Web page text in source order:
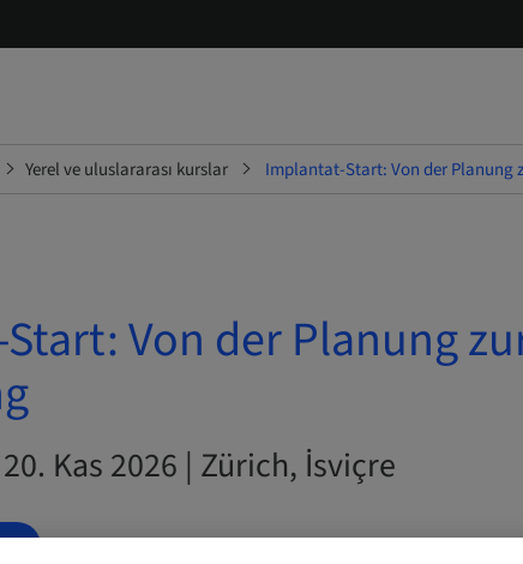
Yerel ve uluslararası kurslar Implantat-Start: Von der Planung
Von der Planung
Kas 2026 | Zürich, İsviçre